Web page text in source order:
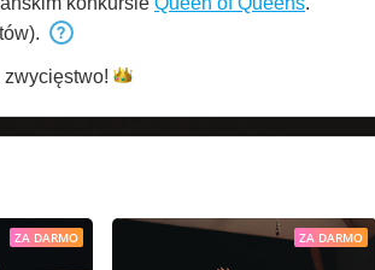
zwycięstwo!
ZA DARMO ZA DARMO